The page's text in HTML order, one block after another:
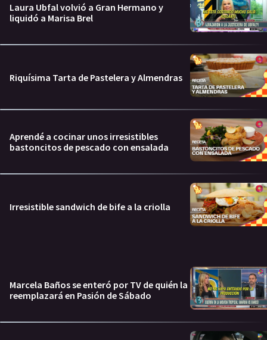
Laura Ubfal volvió a Gran Hermano y
liquidó a Marisa Brel
Riquísima Tarta de Pastelera y Almendras
Aprendé a cocinar unos irresistibles
bastoncitos de pescado con ensalada
Irresistible sandwich de bife a la criolla
Marcela Baños se enteró por TV de quién la
reemplazará en Pasión de Sábado